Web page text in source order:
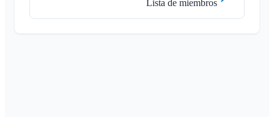
Lista de miembros